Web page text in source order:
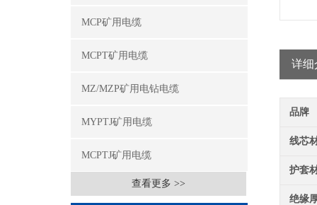
MCP矿用电缆
MCPT矿用电缆
MZ/MZP矿用电钻电缆
MYPTJ矿用电缆
MCPTJ矿用电缆
查看更多 >>
详细
品牌
线芯
护套
绝缘